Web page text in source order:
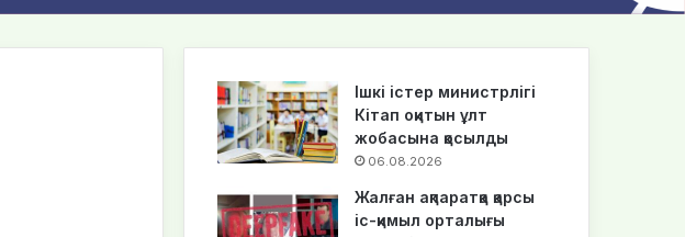
Ішкі істер министрлігі
Кітап оқитын ұлт
жобасына қосылды
06.08.2026
Жалған ақпаратқа қарсы
іс-қимыл орталығы